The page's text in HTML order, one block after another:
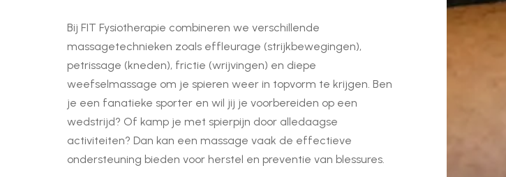
Bij FIT Fysiotherapie combineren we verschillende
massagetechnieken zoals effleurage (strijkbewegingen),
petrissage (kneden), frictie (wrijvingen) en diepe
weefselmassage om je spieren weer in topvorm te krijgen. Ben
je een fanatieke sporter en wil jij je voorbereiden op een
wedstrijd? Of kamp je met spierpijn door alledaagse
activiteiten? Dan kan een massage vaak de effectieve
ondersteuning bieden voor herstel en preventie van blessures.